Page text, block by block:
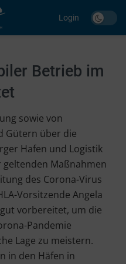
Login
Betrieb im
sowie von
Gütern über die
Hafen und Logistik
geltenden Maßnahmen
des Corona-Virus
Vorsitzende Angela
vorbereitet, um die
Pandemie
Lage zu meistern.
in den Häfen in